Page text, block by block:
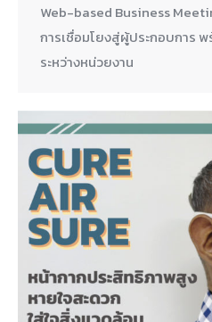
Web-based Business
การเชื่อมโยงสู่ผู้ประกอบการ
ระหว่างหน่วยงาน